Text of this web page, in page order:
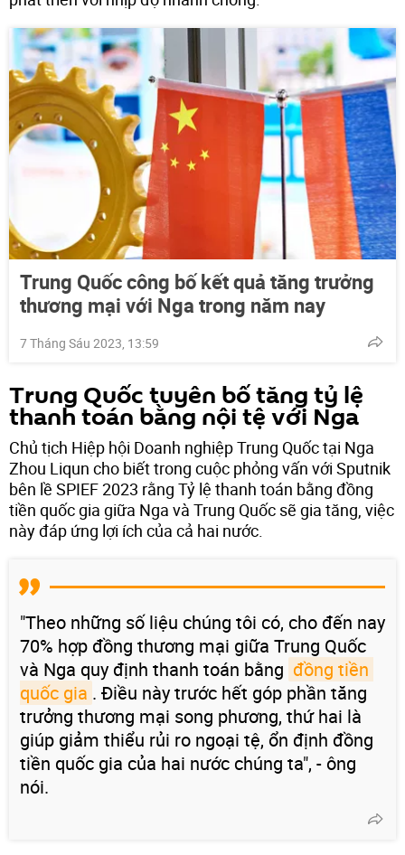
Trung Quốc công bố kết quả tăng trưởng
thương mại với Nga trong năm nay
7 Tháng Sáu 2023, 13:59
Trung Quốc tuyên bố tăng tỷ lệ
thanh toán bằng nội tệ với Nga
Chủ tịch Hiệp hội Doanh nghiệp Trung Quốc tại Nga
Zhou Liqun cho biết trong cuộc phỏng vấn với Sputnik
bên lề SPIEF 2023 rằng Tỷ lệ thanh toán bằng đồng
tiền quốc gia giữa Nga và Trung Quốc sẽ gia tăng, việc
này đáp ứng lợi ích của cả hai nước.
"Theo những số liệu chúng tôi có, cho đến nay
70% hợp đồng thương mại giữa Trung Quốc
và Nga quy định thanh toán bằng đồng tiền
quốc gia . Điều này trước hết góp phần tăng
trưởng thương mại song phương, thứ hai là
giúp giảm thiểu rủi ro ngoại tệ, ổn định đồng
tiền quốc gia của hai nước chúng ta", - ông
nói.